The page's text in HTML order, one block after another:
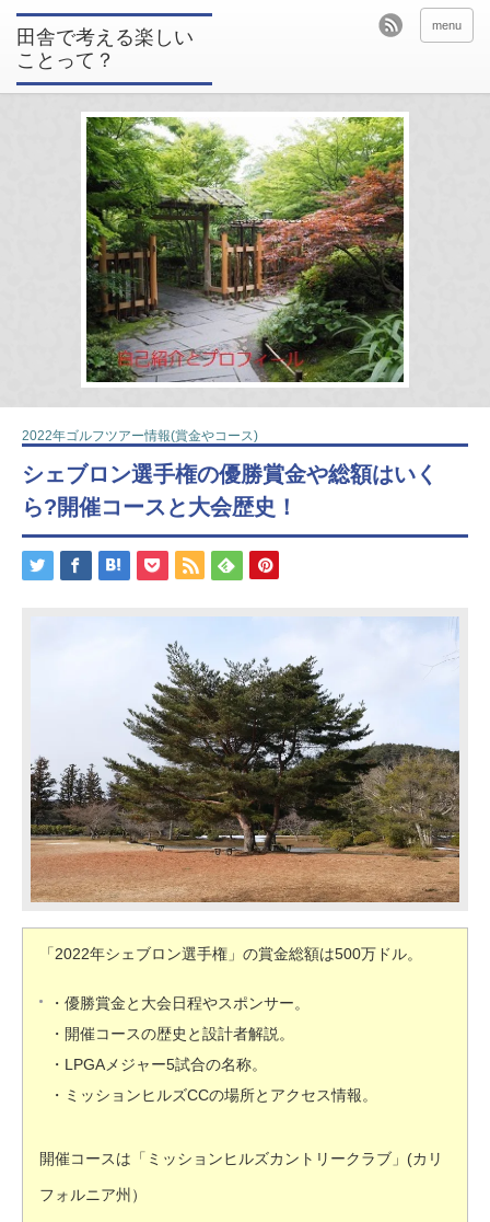
田舎で考える楽しい
ことって？
menu
2022年ゴルフツアー情報(賞金やコース)
シェブロン選手権の優勝賞金や総額はいく
ら?開催コースと大会歴史！
「2022年シェブロン選手権」の賞金総額は500万ドル。
・優勝賞金と大会日程やスポンサー。
・開催コースの歴史と設計者解説。
・LPGAメジャー5試合の名称。
・ミッションヒルズCCの場所とアクセス情報。
開催コースは「ミッションヒルズカントリークラブ」(カリ
フォルニア州）